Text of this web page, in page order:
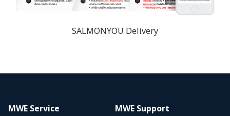
SALMONYOU Delivery
MWE Service MWE Support